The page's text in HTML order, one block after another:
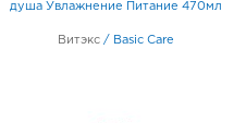
душа Увлажнение Питание 470мл
Витэкс / Basic Care